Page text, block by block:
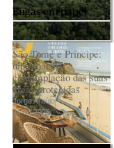
São Tomé e Príncipe:
um olhar de
contemplação das suas
áreas protegidas
Jorge Araújo
24.03.2025
Fugas em papel